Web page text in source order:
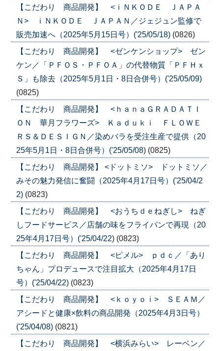
【こだわり 商品開発】 <ｉＮＫＯＤＥ ＪＡＰＡ
Ｎ> ｉＮＫＯＤＥ ＪＡＰＡＮ／ジェジュン監修で
販売加速へ（2025年5月15日号）('25/05/18) (0826)
【こだわり 商品開発】 <ゼンケンショップ> ゼン
ケン／「ＰＦＯＳ・ＰＦＯＡ」の代替物質「ＰＦＨｘ
Ｓ」も除去（2025年5月1日・8日合併号）('25/05/09)
(0825)
【こだわり 商品開発】 <ｈａｎａＧＲＡＤＡＴＩ
ＯＮ 華月フラワーズ> Ｋａｄｕｋｉ ＦＬＯＷＥ
ＲＳ＆ＤＥＳＩＧＮ／染めバラを受注生産で提供（20
25年5月1日・8日合併号）('25/05/08) (0825)
【こだわり 商品開発】 <ドットミソ> ドットミソ／
みその魅力発信に奮闘（2025年4月17日号）('25/04/2
2) (0823)
【こだわり 商品開発】 <おうちｄｅねぎし> ねぎ
しフードサービス／店舗の味をフライパンで再現（20
25年4月17日号）('25/04/22) (0823)
【こだわり 商品開発】 <ピメル> ｐｄｃ／「あり
ちゃん」プロデュースで注目拡大（2025年4月17日
号）('25/04/22) (0823)
【こだわり 商品開発】 <ｋｏｙｏｉ> ＳＥＡＭ／
アシードと健康×飲料の商品開発（2025年4月3日号）
('25/04/08) (0821)
【こだわり 商品開発】 <横浜みらい> レーベン／